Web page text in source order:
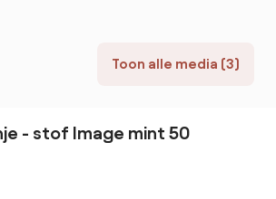
Toon alle media (3)
- stof Image mint 50